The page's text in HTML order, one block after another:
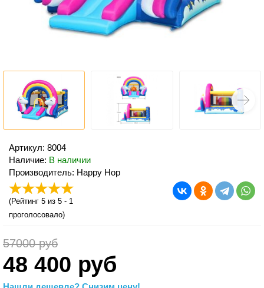
Артикул: 8004
Наличие: В наличии
Производитель: Happy Hop
(Рейтинг 5 из 5 - 1
проголосовало)
57000 руб
48 400 руб